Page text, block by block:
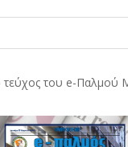
τεύχος του e-Παλμού